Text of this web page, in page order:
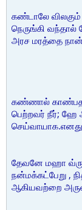
கண்டாலே
நெருங்கி
அரச மரத்தை
கண்ணால்
பெற்றவர் நீர்; ஹே
தேவனே மஹா
நன்மக்கட்பேறு ,
ஆகியவற்றை